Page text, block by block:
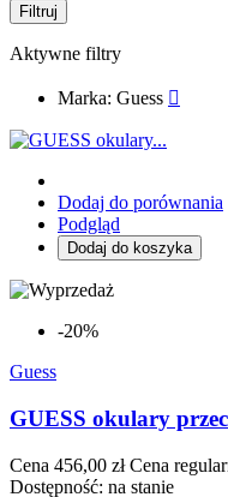
Filtruj
Aktywne filtry
Marka: Guess 
Dodaj do porównania
Podgląd
Dodaj do koszyka
-20%
Guess
GUESS okulary
Cena 456,00 zł Cena
Dostępność: na stanie